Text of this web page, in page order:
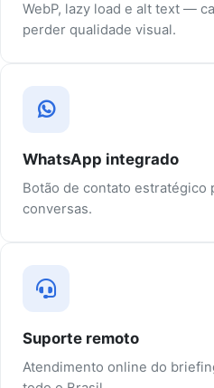
WebP, lazy load e alt text —
perder qualidade visual.
WhatsApp integrado
Botão de contato estratégico
conversas.
Suporte remoto
Atendimento online do